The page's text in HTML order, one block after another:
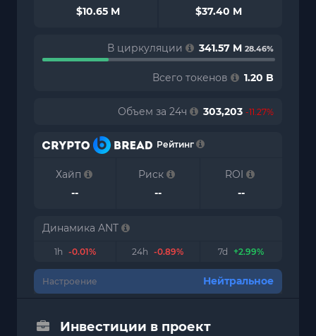
$10.65 M
$37.40 M
В циркуляции 341.57 M 28.46%
Всего токенов 1.20 B
Объем за 24ч 303,203 -11.27%
Рейтинг
Хайп
--
Риск
--
ROI
--
Динамика ANT
1h -0.01% 24h -0.89% 7d +2.99%
Настроение Нейтральное
Инвестиции в проект